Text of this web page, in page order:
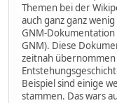
Themen bei der
auch ganz ganz
GNM-
GNM). Diese
zeitnah
Beispiel sind einige
stammen. Das wars